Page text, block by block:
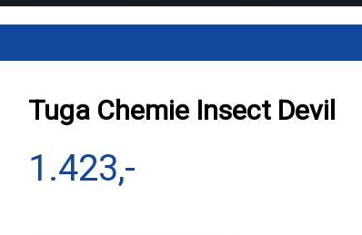
Tuga Chemie Insect Devil
1.423,-